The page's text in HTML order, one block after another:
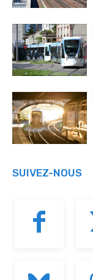
SUIVEZ-NOUS